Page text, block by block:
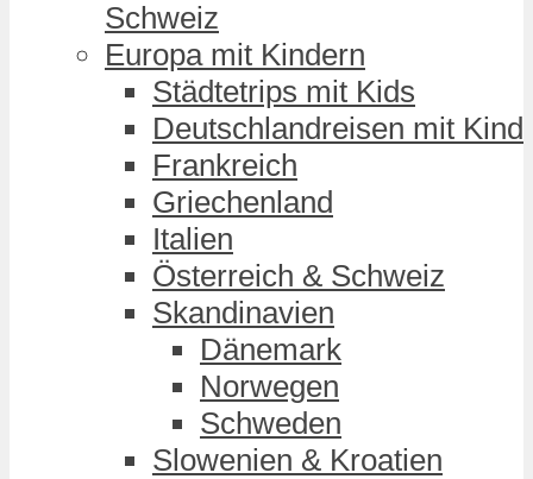
Schweiz
Europa mit Kindern
Städtetrips mit Kids
Deutschlandreisen mit Kind
Frankreich
Griechenland
Italien
Österreich & Schweiz
Skandinavien
Dänemark
Norwegen
Schweden
Slowenien & Kroatien